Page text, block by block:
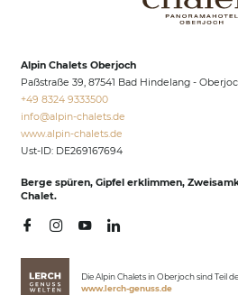
Alpin Chalets Oberjoch
Paßstraße 39, 87541 Bad Hindelang -
+49 8324 9333500
info@alpin-chalets.de
www.alpin-chalets.de
Ust-ID: DE269167694
Berge spüren, Gipfel erklimmen,
Chalet.
Die Alpin Chalets in Oberjoch sind Teil
www.lerch-genuss.de